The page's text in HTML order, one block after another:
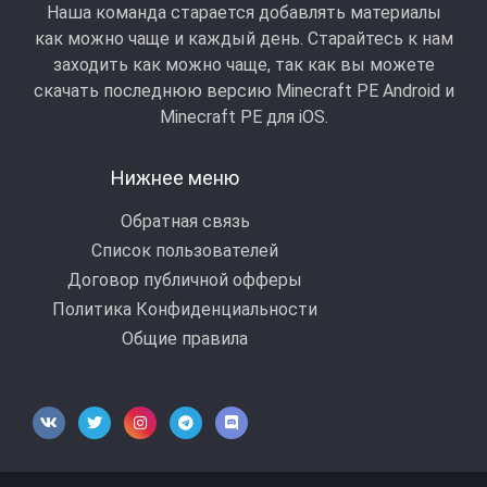
Наша команда старается добавлять материалы
как можно чаще и каждый день. Старайтесь к нам
заходить как можно чаще, так как вы можете
скачать последнюю версию Minecraft PE Android и
Minecraft РЕ для iOS.
Нижнее меню
Обратная связь
Список пользователей
Договор публичной офферы
Политика Конфиденциальности
Общие правила